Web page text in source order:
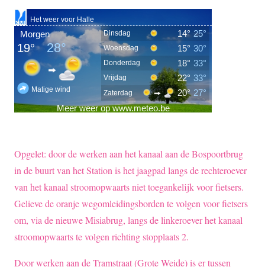
Opgelet: door de werken aan het kanaal aan de Bospoortbrug
in de buurt van het Station is het jaagpad langs de rechteroever
van het kanaal stroomopwaarts niet toegankelijk voor fietsers.
Gelieve de oranje wegomleidingsborden te volgen voor fietsers
om, via de nieuwe Misiabrug, langs de linkeroever het kanaal
stroomopwaarts te volgen richting stopplaats 2.
Door werken aan de Tramstraat (Grote Weide) is er tussen